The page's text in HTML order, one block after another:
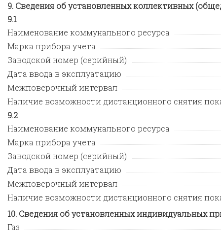
Сведения об установленных коллективных
1
Наименование коммунального ресурса
Марка прибора учета
Заводской номер (серийный)
Дата ввода в эксплуатацию
Межповерочный интервал
Наличие возможности дистанционного снятия
2
Наименование коммунального ресурса
Марка прибора учета
Заводской номер (серийный)
Дата ввода в эксплуатацию
Межповерочный интервал
Наличие возможности дистанционного снятия
Сведения об установленных индивидуальных
Газ